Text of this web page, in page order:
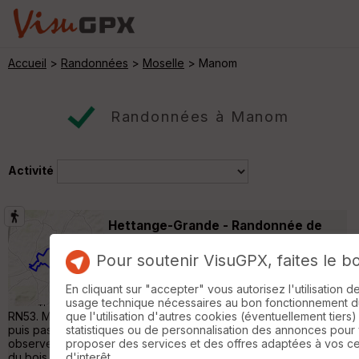
Accueil > Randonnées > Moselle > Manom
Randonnées à Manom
Activité
Hettange-Grande - Randonnée de
25 km
Randonnée de 25km au départ de Etange-
Grande en face du cimetière et près de la
RN53. Marche en forêt en direction des 2 lacs de Weiherchen,
puis passage à la Croix de Saint Antoine. Vous pourrez ensuite
observer des forts, blockhaus ou casemates, avant la traversée
Pour soutenir VisuGPX, faites le
En cliquant sur "accepter" vous autorisez l'utilisation
usage technique nécessaires au bon fonctionnement
que l'utilisation d'autres cookies (éventuellement
statistiques ou de personnalisation des annonces pour
proposer des services et des offres adaptées à vos